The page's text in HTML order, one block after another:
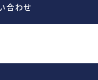
合わせ